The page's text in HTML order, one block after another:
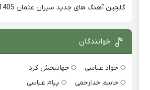
گلچین آهنگ های جدید سیران عثمان 1405
خوانندگان
جواد عباسی
جهانبخش کرد
جاسم خدارحمی
پیام عباسی